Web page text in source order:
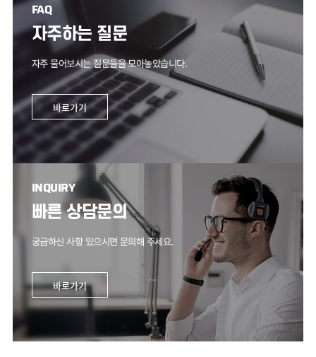
FAQ
자주하는 질문
자주 물어보시는 질문들을 모아놓았습니다.
바로가기
INQUIRY
빠른 상담문의
궁금하신 사항 있으시면 문의해 주세요.
바로가기